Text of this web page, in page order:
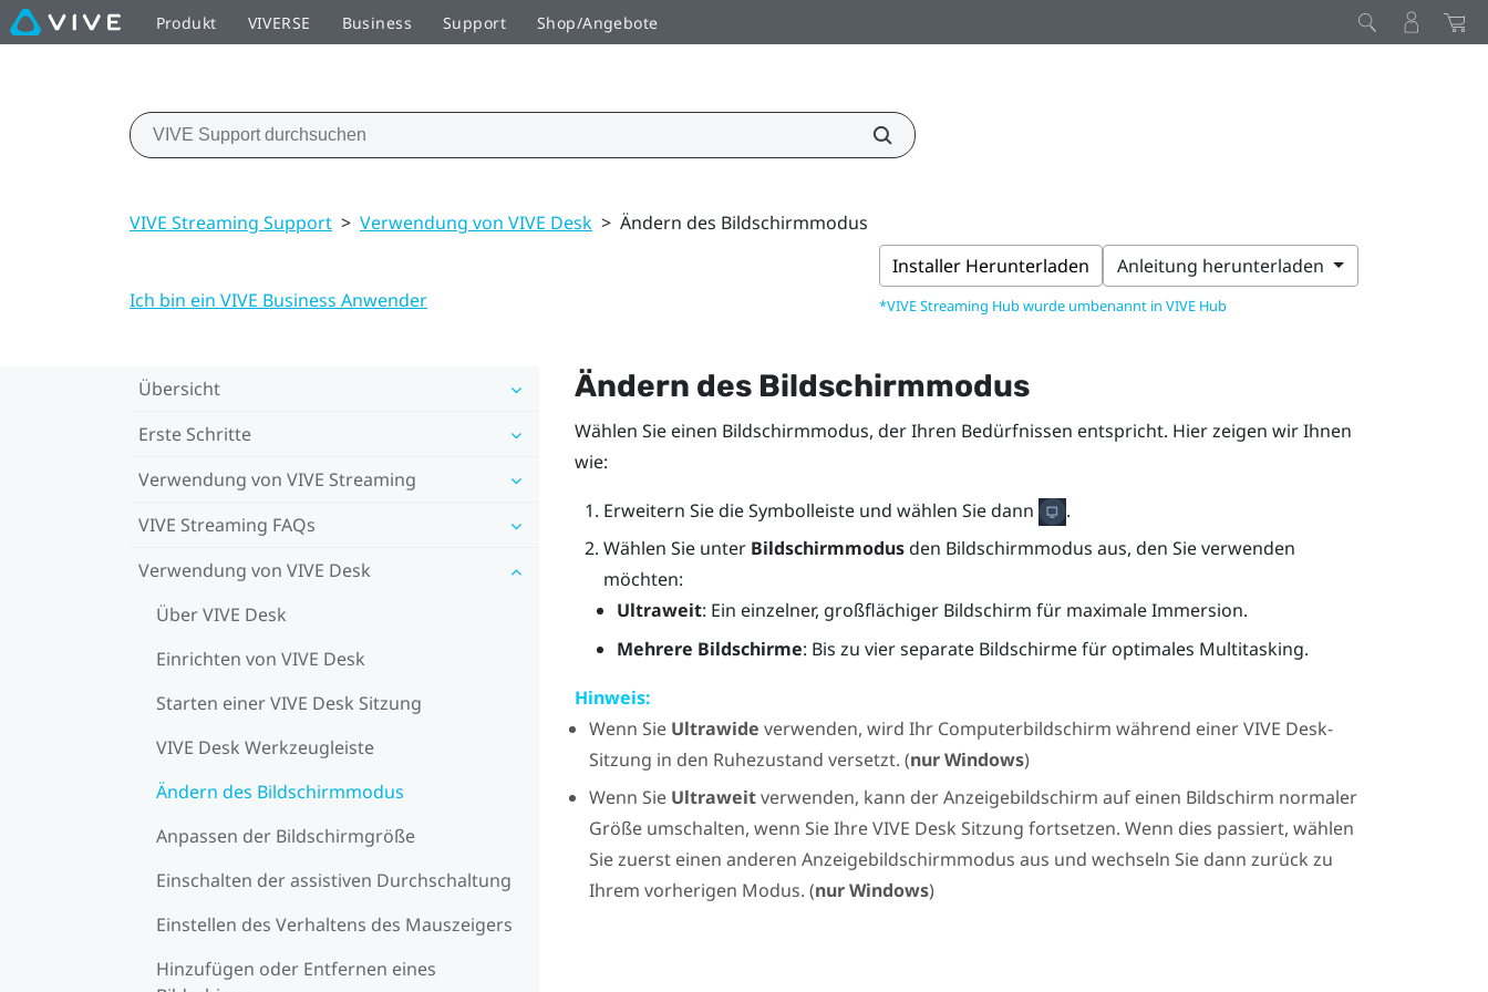
Produkt VIVERSE Business Support Shop/Angebote
VIVE Streaming Support > Verwendung von VIVE Desk > Ändern des Bildschirmmodus
Installer Herunterladen
*VIVE Streaming Hub wurde umbenannt in VIVE Hub
Anleitung herunterladen
Ich bin ein VIVE Business Anwender
Übersicht
Erste Schritte
Verwendung von VIVE Streaming
VIVE Streaming FAQs
Verwendung von VIVE Desk
Über VIVE Desk
Einrichten von VIVE Desk
Starten einer VIVE Desk Sitzung
VIVE Desk Werkzeugleiste
Ändern des Bildschirmmodus
Anpassen der Bildschirmgröße
Einschalten der assistiven Durchschaltung
Einstellen des Verhaltens des Mauszeigers
Hinzufügen oder Entfernen eines
Ändern des Bildschirmmodus
Wählen Sie einen Bildschirmmodus, der Ihren Bedürfnissen entspricht. Hier zeigen wir Ihnen
wie:
Erweitern Sie die Symbolleiste und wählen Sie dann
.
Wählen Sie unter Bildschirmmodusden Bildschirmmodus aus, den Sie verwenden
möchten:
Ultraweit: Ein einzelner, großflächiger Bildschirm für maximale Immersion.
Mehrere Bildschirme: Bis zu vier separate Bildschirme für optimales Multitasking.
Hinweis:
Wenn Sie Ultrawide verwenden, wird Ihr Computerbildschirm während einerVIVE Desk-
Sitzung in den Ruhezustand versetzt. (nurWindows)
Wenn Sie Ultraweitverwenden, kann der Anzeigebildschirm auf einen Bildschirm normaler
Größe umschalten, wenn Sie IhreVIVE Desk Sitzung fortsetzen. Wenn dies passiert, wählen
Sie zuerst einen anderen Anzeigebildschirmmodus aus und wechseln Sie dann zurück zu
Ihrem vorherigen Modus. (nurWindows)